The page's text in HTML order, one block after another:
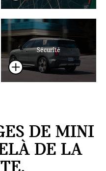
Sécurité
DE MINI
DE LA